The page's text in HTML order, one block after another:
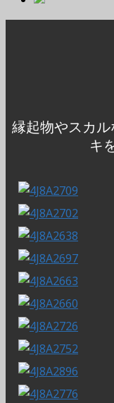
縁起物やスカ
キ